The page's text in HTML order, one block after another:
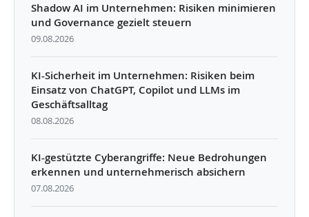
Shadow AI im Unternehmen: Risiken minimieren
und Governance gezielt steuern
09.08.2026
KI-Sicherheit im Unternehmen: Risiken beim
Einsatz von ChatGPT, Copilot und LLMs im
Geschäftsalltag
08.08.2026
KI-gestützte Cyberangriffe: Neue Bedrohungen
erkennen und unternehmerisch absichern
07.08.2026